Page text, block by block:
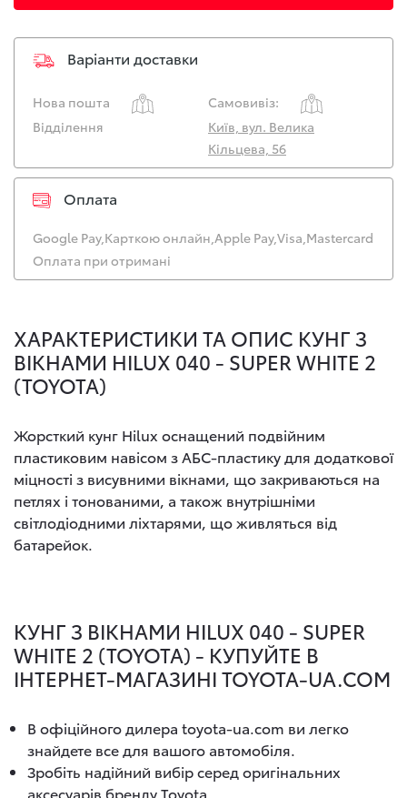
Варіанти доставки
Нова пошта
Самовивіз:
Відділення
Київ, вул. Велика
Кільцева, 56
Оплата
Google Pay,Карткою онлайн,Apple Pay,Visa,Mastercard
Оплата при отримані
ХАРАКТЕРИСТИКИ ТА ОПИС КУНГ З
ВІКНАМИ HILUX 040 - SUPER WHITE 2
(TOYOTA)
Жорсткий кунг Hilux оснащений подвійним
пластиковим навісом з АБС-пластику для додаткової
міцності з висувними вікнами, що закриваються на
петлях і тонованими, а також внутрішніми
світлодіодними ліхтарями, що живляться від
батарейок.
КУНГ З ВІКНАМИ HILUX 040 - SUPER
WHITE 2 (TOYOTA) - КУПУЙТЕ В
ІНТЕРНЕТ-МАГАЗИНІ TOYOTA-UA.COM
В офіційного дилера toyota-ua.com ви легко
знайдете все для вашого автомобіля.
Зробіть надійний вибір серед оригінальних
аксесуарів бренду Toyota